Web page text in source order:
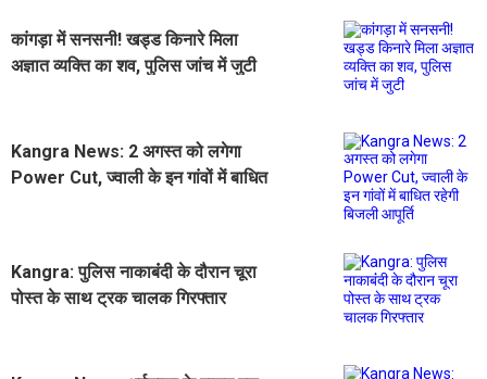
कांगड़ा में सनसनी! खड्ड किनारे मिला
अज्ञात व्यक्ति का शव, पुलिस जांच में जुटी
Kangra News: 2 अगस्त को लगेगा
Power Cut, ज्वाली के इन गांवों में बाधित
Kangra: पुलिस नाकाबंंदी के दौरान चूरा
पोस्त के साथ ट्रक चालक गिरफ्तार